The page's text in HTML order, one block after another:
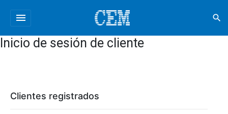
menu search
Inicio de sesión de cliente
Clientes registrados